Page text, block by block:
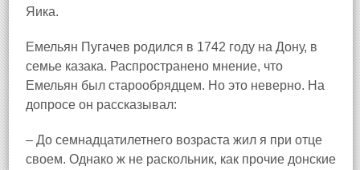
Яика.
Емельян Пугачев родился в 1742 году на Дону, в
семье казака. Распространено мнение, что
Емельян был старообрядцем. Но это неверно. На
допросе он рассказывал:
– До семнадцатилетнего возраста жил я при отце
своем. Однако ж не раскольник, как прочие донские